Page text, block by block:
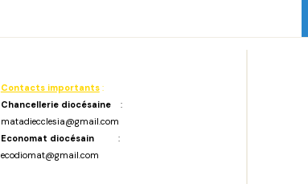
Contacts importants:
Chancellerie diocésaine:
matadiecclesia@gmail.com
Economat diocésain:
ecodiomat@gmail.com